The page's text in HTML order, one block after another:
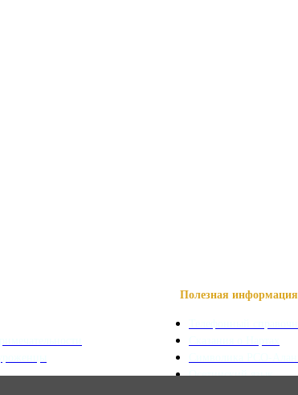
Полезная информация
Осетинский язык